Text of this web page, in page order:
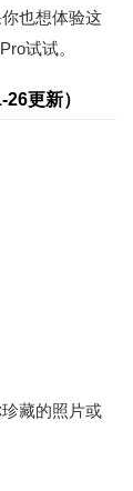
也想体验这
试试。
更新）
藏的照片或